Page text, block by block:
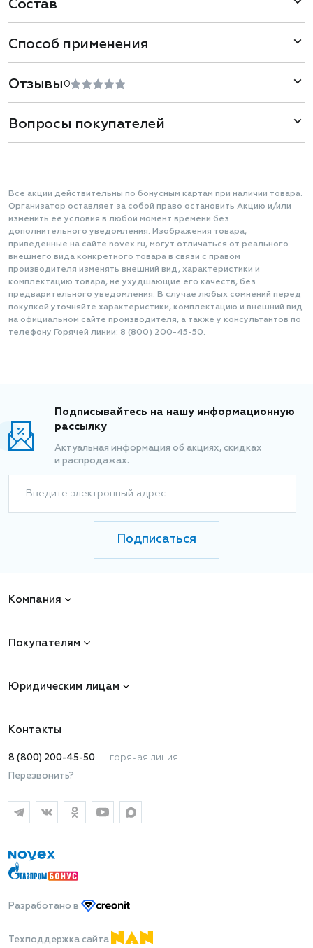
Состав
Способ применения
Отзывы 0
Вопросы покупателей
Все акции действительны по бонусным картам при наличии товара.
Организатор оставляет за собой право остановить Акцию и/или
изменить её условия в любой момент времени без
дополнительного уведомления. Изображения товара,
приведенные на сайте novex.ru, могут отличаться от реального
внешнего вида конкретного товара в связи с правом
производителя изменять внешний вид, характеристики и
комплектацию товара, не ухудшающие его качеств, без
предварительного уведомления. В случае любых сомнений перед
покупкой уточняйте характеристики, комплектацию и внешний вид
на официальном сайте производителя, а также у консультантов по
телефону Горячей линии: 8 (800) 200-45-50.
Подписывайтесь на нашу информационную
рассылку
Актуальная информация об акциях, скидках
и распродажах.
Введите электронный адрес
Подписаться
Компания
Покупателям
Юридическим лицам
Контакты
8 (800) 200-45-50 — горячая линия
Перезвонить?
Разработано в
Техподдержка сайта